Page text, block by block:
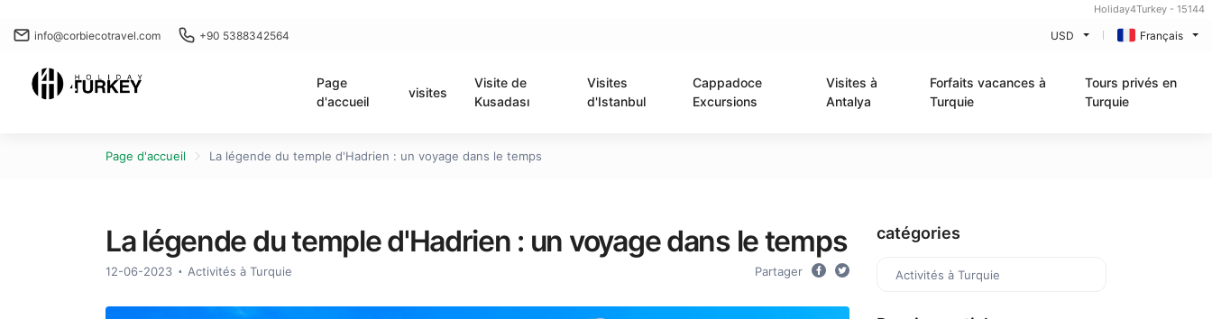
Holiday4Turkey - 15144
info@corbiecotravel.com +90 5388342564 USD Français
Page
d'accueil
visites
Visite de
Kusadası
Visites
d'Istanbul
Cappadoce
Excursions
Visites à
Antalya
Forfaits vacances à
Turquie
Tours privés en
Turquie
Page d'accueil La légende du temple d'Hadrien : un voyage dans le temps
La légende du temple d'Hadrien : un voyage dans le temps
12-06-2023 Activités à Turquie Partager
catégories
Activités à Turquie